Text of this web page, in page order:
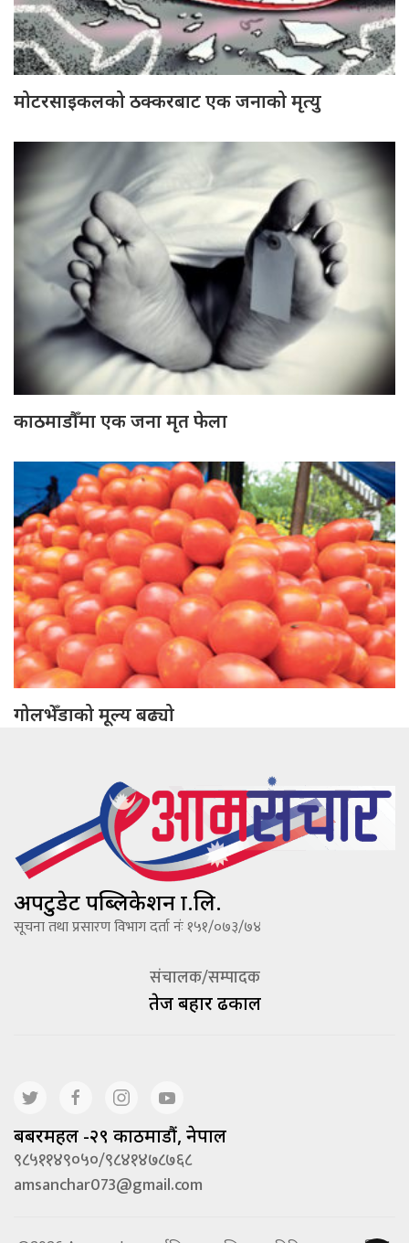
मोटरसाइकलको ठक्करबाट एक जनाको मृत्यु
काठमाडौँमा एक जना मृत फेला
गोलभेँडाको मूल्य बढ्यो
अपटुडेट पब्लिकेशन प्रा.लि.
सूचना तथा प्रसारण विभाग दर्ता नंः १५१/०७३/७४
संचालक/सम्पादक
तेज बहादूर ढकाल
बबरमहल -२९ काठमाडौं, नेपाल
९८५११४९०५०/९८४१४७८७६८
amsanchar073@gmail.com